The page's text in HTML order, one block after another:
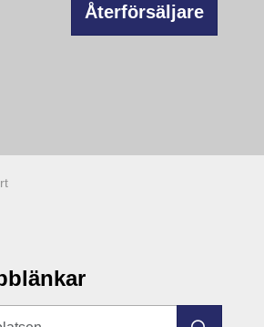
Återförsäljare